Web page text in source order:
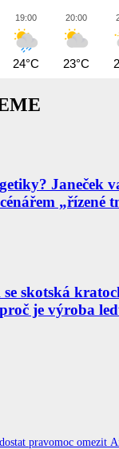
19:00
24°C
20:00
23°C
Janeček
„řízené
se skotská
je výroba
pravomoc omezit